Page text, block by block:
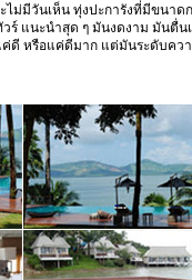
ไม่มีวันเห็น ทุ่งปะการังที่มีขนา
ร์ แนะนำสุด ๆ มันงดงาม มันตื่
ดี หรือแค่ดีมาก แต่มันระดับควา